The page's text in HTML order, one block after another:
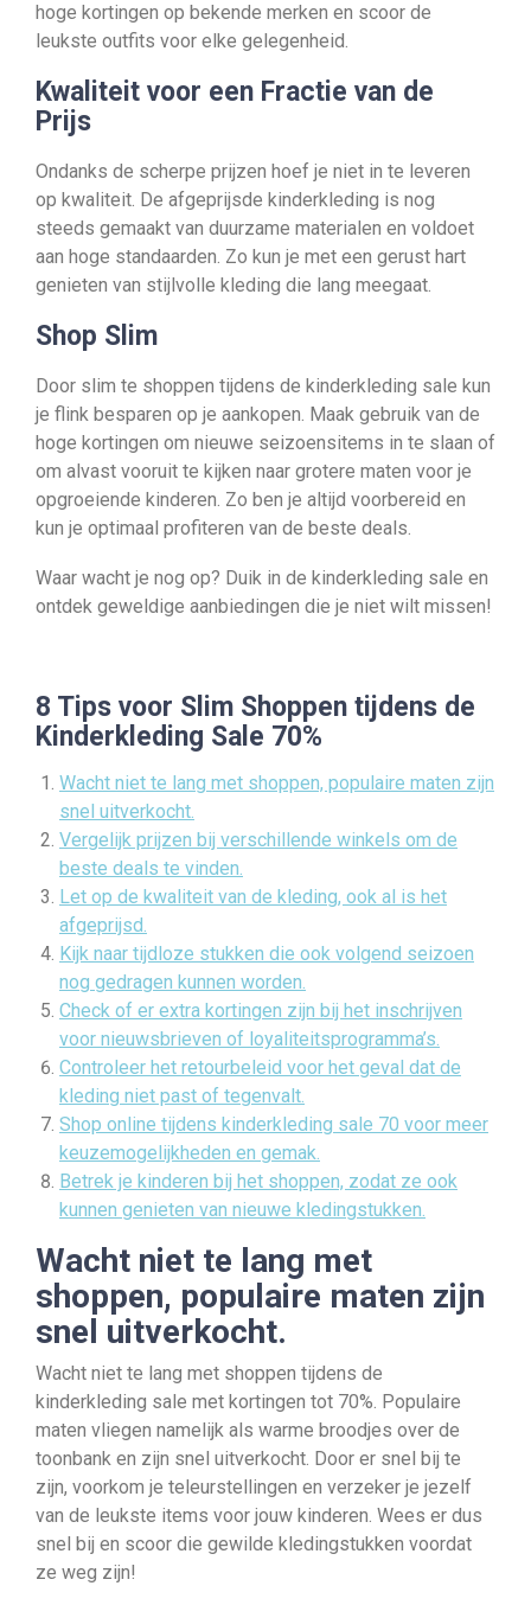
hoge kortingen op bekende merken en scoor de
leukste outfits voor elke gelegenheid.
Kwaliteit voor een Fractie van de
Prijs
Ondanks de scherpe prijzen hoef je niet in te leveren
op kwaliteit. De afgeprijsde kinderkleding is nog
steeds gemaakt van duurzame materialen en voldoet
aan hoge standaarden. Zo kun je met een gerust hart
genieten van stijlvolle kleding die lang meegaat.
Shop Slim
Door slim te shoppen tijdens de kinderkleding sale kun
je flink besparen op je aankopen. Maak gebruik van de
hoge kortingen om nieuwe seizoensitems in te slaan of
om alvast vooruit te kijken naar grotere maten voor je
opgroeiende kinderen. Zo ben je altijd voorbereid en
kun je optimaal profiteren van de beste deals.
Waar wacht je nog op? Duik in de kinderkleding sale en
ontdek geweldige aanbiedingen die je niet wilt missen!
8 Tips voor Slim Shoppen tijdens de
Kinderkleding Sale 70%
Wacht niet te lang met shoppen, populaire maten zijn
snel uitverkocht.
Vergelijk prijzen bij verschillende winkels om de
beste deals te vinden.
Let op de kwaliteit van de kleding, ook al is het
afgeprijsd.
Kijk naar tijdloze stukken die ook volgend seizoen
nog gedragen kunnen worden.
Check of er extra kortingen zijn bij het inschrijven
voor nieuwsbrieven of loyaliteitsprogramma’s.
Controleer het retourbeleid voor het geval dat de
kleding niet past of tegenvalt.
Shop online tijdens kinderkleding sale 70 voor meer
keuzemogelijkheden en gemak.
Betrek je kinderen bij het shoppen, zodat ze ook
kunnen genieten van nieuwe kledingstukken.
Wacht niet te lang met
shoppen, populaire maten zijn
snel uitverkocht.
Wacht niet te lang met shoppen tijdens de
kinderkleding sale met kortingen tot 70%. Populaire
maten vliegen namelijk als warme broodjes over de
toonbank en zijn snel uitverkocht. Door er snel bij te
zijn, voorkom je teleurstellingen en verzeker je jezelf
van de leukste items voor jouw kinderen. Wees er dus
snel bij en scoor die gewilde kledingstukken voordat
ze weg zijn!